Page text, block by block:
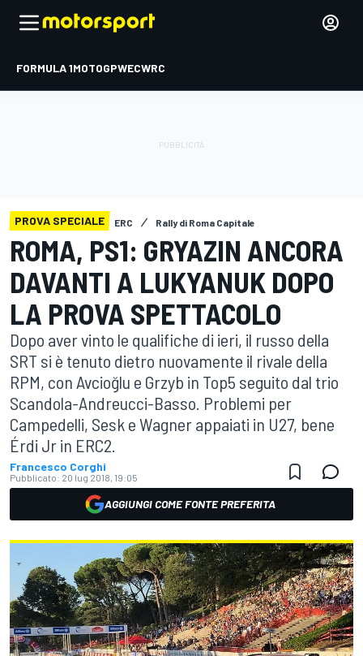
FORMULA 1MOTOGPWECWRC
PROVA SPECIALE ERC Rally di Roma Capitale
ROMA, PS1: GRYAZIN ANCORA
DAVANTI A LUKYANUK DOPO
LA PROVA SPETTACOLO
Dopo aver vinto le qualifiche di ieri, il russo della
SRT si è tenuto dietro nuovamente il rivale della
RPM, con Avcioğlu e Grzyb in Top5 seguito dal trio
Scandola-Andreucci-Basso. Problemi per
Campedelli, Sesk e Wagner appaiati in U27, bene
Érdi Jr in ERC2.
Francesco Corghi
Pubblicato: 20 lug 2018, 19:05
AGGIUNGI COME FONTE PREFERITA